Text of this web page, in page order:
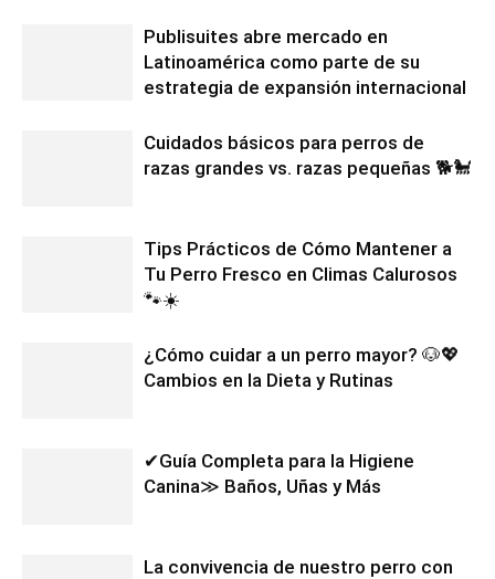
Publisuites abre mercado en
Latinoamérica como parte de su
estrategia de expansión internacional
Cuidados básicos para perros de
razas grandes vs. razas pequeñas 🐕🐩
Tips Prácticos de Cómo Mantener a
Tu Perro Fresco en Climas Calurosos
🐾☀️
¿Cómo cuidar a un perro mayor? 🐶💖
Cambios en la Dieta y Rutinas
✔Guía Completa para la Higiene
Canina≫ Baños, Uñas y Más
La convivencia de nuestro perro con